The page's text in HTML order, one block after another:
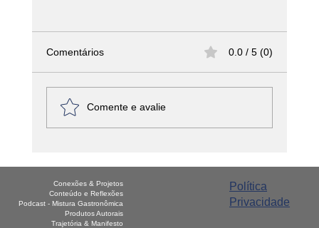
Precisa Saber Antes da Próxima Compra
Comentários 0.0 / 5 (0)
Comente e avalie
Política
Privacidade
Conexões & Projetos
Conteúdo e Reflexões
Podcast - Mistura Gastronômica
Produtos Autorais
Trajetória & Manifesto